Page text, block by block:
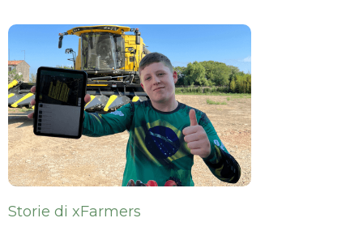
Storie di xFarmers